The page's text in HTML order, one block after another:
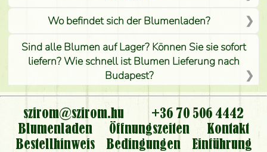
Wo befindet sich der Blumenladen?
Sind alle Blumen auf Lager? Können Sie sie sofort
liefern? Wie schnell ist Blumen Lieferung nach
Budapest?
Ist der Blumenladen non stop geöffnet?
Kann ich den bestellten Blumenstrauß persönlich
nehmen oder nur per Blumenversand?
szirom@szirom.hu
+36 70 506 4442
Blumenladen
Öffnungszeiten
Kontakt
Bestellhinweis
Bedingungen
Einführung